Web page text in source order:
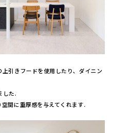
引きフードを使用したり、ダイニン
した.
間に重厚感を与えてくれます.